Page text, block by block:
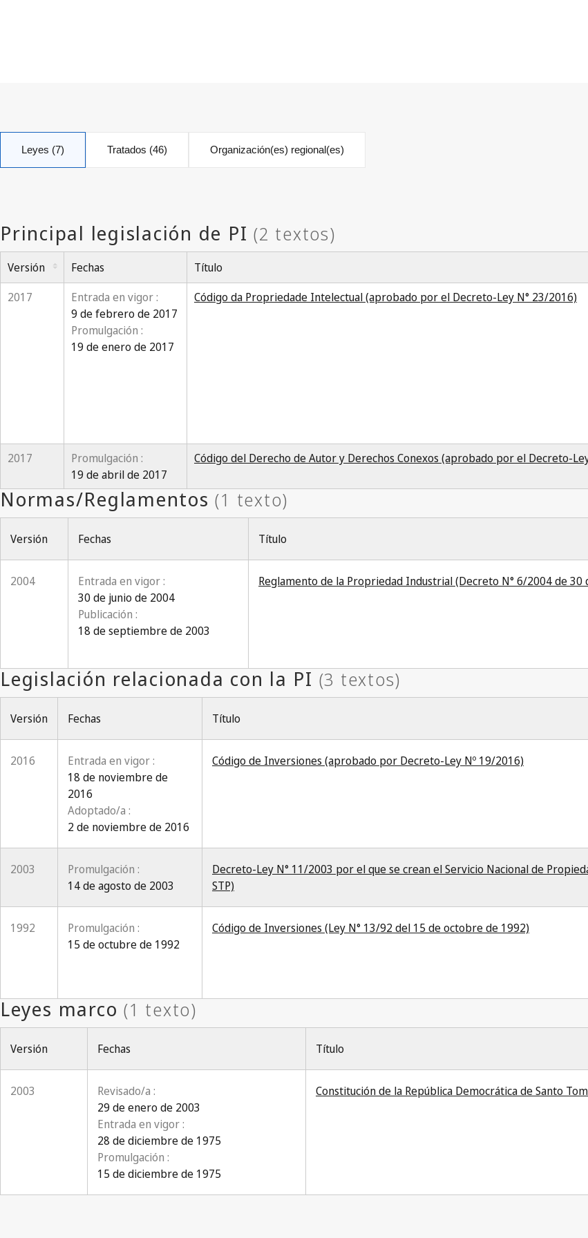
Leyes (7) Tratados (46) Organización(es) regional(es)
Versión Fechas Título
2017
Entrada en vigor :
9 de febrero de 2017
Promulgación :
19 de enero de 2017
Código da Propriedade Intelectual (aprobado por el Decreto-Ley N° 23/2016)
2017
Promulgación :
19 de abril de 2017
Código del Derecho de Autor y Derechos Conexos (aprobado por el Decreto-
Versión Fechas Título
2004
Entrada en vigor :
30 de junio de 2004
Publicación :
18 de septiembre de 2003
Reglamento de la Propriedad Industrial (Decreto N° 6/2004 de 30
Versión Fechas Título
2016
Entrada en vigor :
18 de noviembre de
2016
Adoptado/a :
2 de noviembre de 2016
Código de Inversiones (aprobado por Decreto-Ley Nº 19/2016)
2003
Promulgación :
14 de agosto de 2003
Decreto-Ley N° 11/2003 por el que se crean el Servicio Nacional de
STP)
1992
Promulgación :
15 de octubre de 1992
Código de Inversiones (Ley N° 13/92 del 15 de octobre de 1992)
Versión Fechas Título
2003
Revisado/a :
29 de enero de 2003
Entrada en vigor :
28 de diciembre de 1975
Promulgación :
15 de diciembre de 1975
Constitución de la República Democrática de Santo